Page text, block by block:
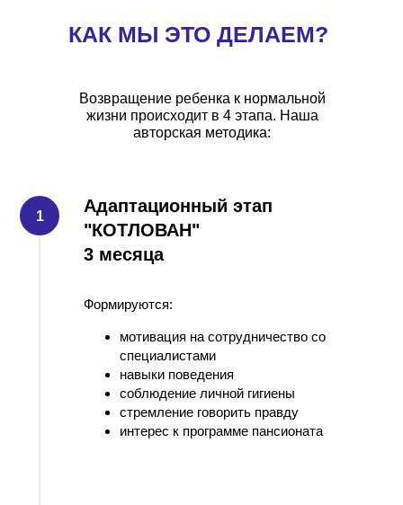
Возвращение ребенка к нормальной
жизни происходит в 4 этапа. Наша
авторская методика:
КАК МЫ ЭТО ДЕЛАЕМ?
Адаптационный этап
"КОТЛОВАН"
3 месяца
Формируются:
мотивация на сотрудничество со
специалистами
навыки поведения
соблюдение личной гигиены
стремление говорить правду
интерес к программе пансионата